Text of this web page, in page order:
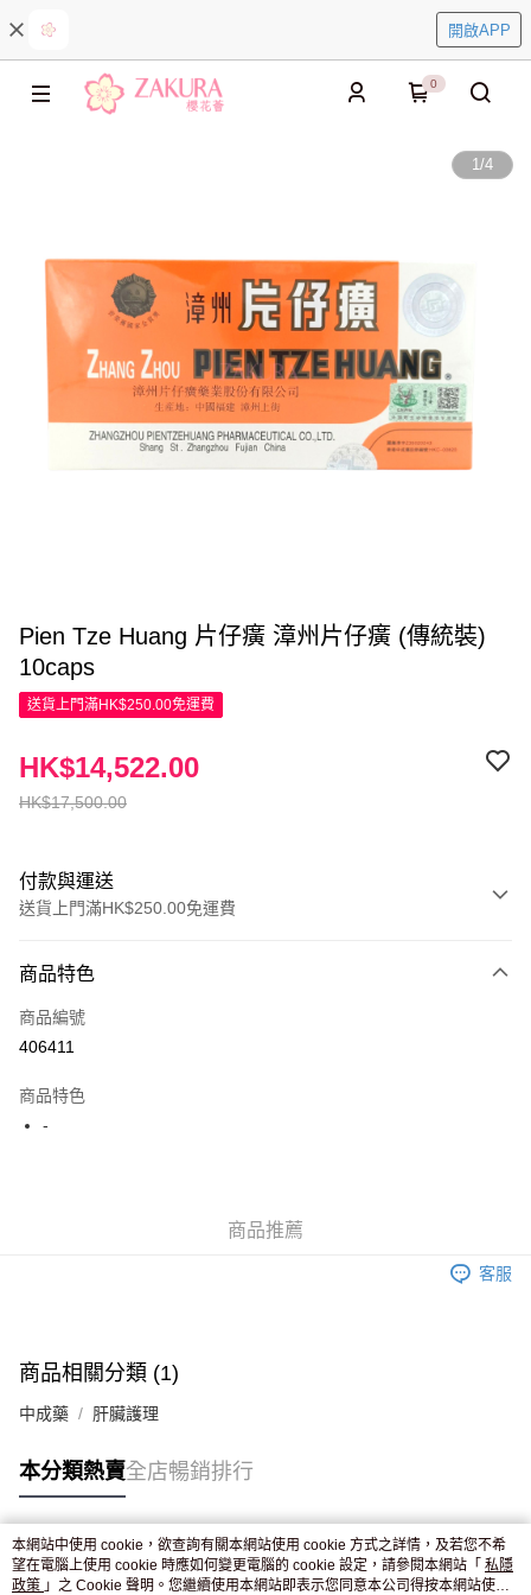
開啟APP
0
1/4
Pien Tze Huang 片仔癀 漳州片仔癀 (傳統裝)
10caps
送貨上門滿HK$250.00免運費
HK$17,500.00
HK$14,522.00
付款與運送
送貨上門滿HK$250.00免運費
信用卡
Apple Pay
JD京東物流，訂單確認發貨後2-4個工作天送達
商品特色
商品編號
406411
商品特色
-
商品推薦
客服
商品相關分類 (1)
中成藥 肝臟護理
本分類熱賣全店暢銷排行
熱門標籤
本網站中使用 cookie，欲查詢有關本網站使用 cookie 方式之詳情，及若您不希
望在電腦上使用 cookie 時應如何變更電腦的 cookie 設定，請參閱本網站「 私隱
政策 」之 Cookie 聲明。您繼續使用本網站即表示您同意本公司得按本網站使用